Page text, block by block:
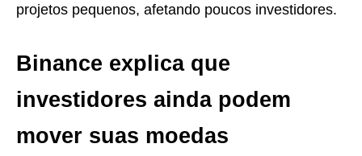
projetos pequenos, afetando poucos investidores.
Binance explica que
investidores ainda podem
mover suas moedas